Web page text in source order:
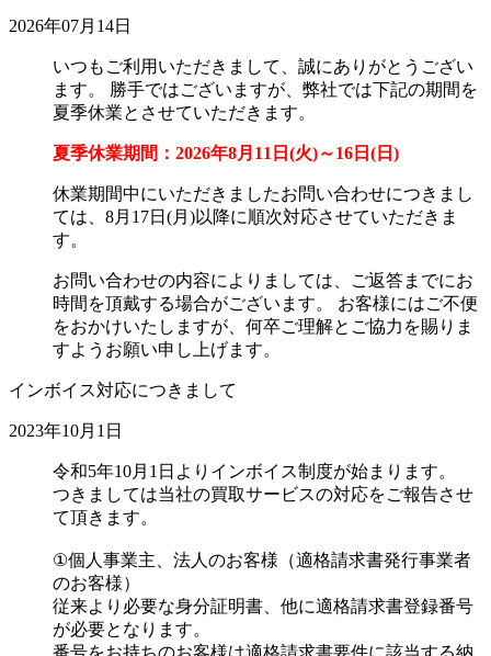
2026年07月14日
いつもご利用いただきまして、誠にありがとうござい
ます。 勝手ではございますが、弊社では下記の期間を
夏季休業とさせていただきます。
夏季休業期間：2026年8月11日(火)～16日(日)
休業期間中にいただきましたお問い合わせにつきまし
ては、8月17日(月)以降に順次対応させていただきま
す。
お問い合わせの内容によりましては、ご返答までにお
時間を頂戴する場合がございます。 お客様にはご不便
をおかけいたしますが、何卒ご理解とご協力を賜りま
すようお願い申し上げます。
インボイス対応につきまして
2023年10月1日
令和5年10月1日よりインボイス制度が始まります。
つきましては当社の買取サービスの対応をご報告させ
て頂きます。
①個人事業主、法人のお客様（適格請求書発行事業者
のお客様）
従来より必要な身分証明書、他に適格請求書登録番号
が必要となります。
番号をお持ちのお客様は適格請求書要件に該当する納